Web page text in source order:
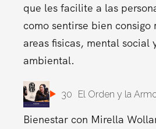
que les facilite a las
como sentirse bien consigo
areas fisicas, mental social
ambiental.
30 El Orden y la
Bienestar con Mirella